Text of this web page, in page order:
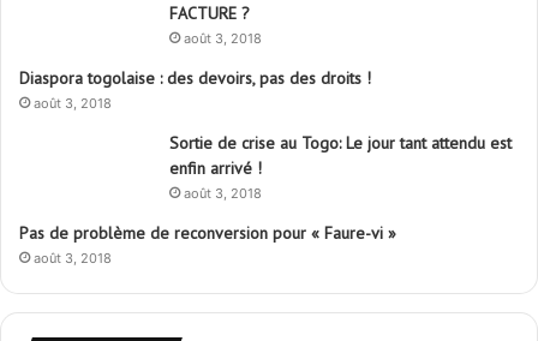
FACTURE ?
août 3, 2018
Diaspora togolaise : des devoirs, pas des droits !
août 3, 2018
Sortie de crise au Togo: Le jour tant attendu est
enfin arrivé !
août 3, 2018
Pas de problème de reconversion pour « Faure-vi »
août 3, 2018